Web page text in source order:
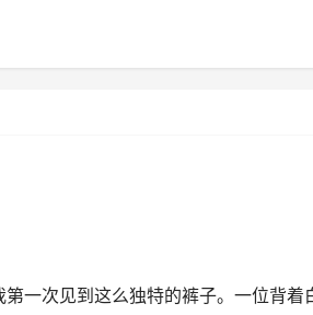
一次见到这么独特的裤子。一位背着